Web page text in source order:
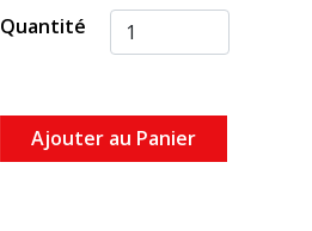
Quantité
Ajouter au Panier